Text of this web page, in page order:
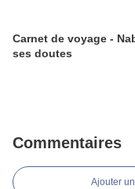
Carnet de voyage -
ses doutes
Commentaires
Ajouter